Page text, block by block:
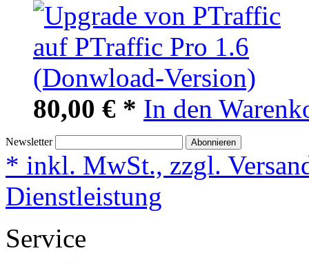
80,00 € * In den
Newsletter Abonnieren
* inkl. MwSt., zzgl.
Dienstleistung
Service